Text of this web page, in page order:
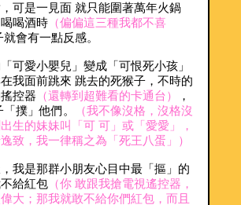
可是一見面 就只能圍著萬年火鍋
喝酒時（偏偏這三種我都不喜
就會有一點反感。
可愛小嬰兒」變成「可恨死小孩」
我面前跳來 跳去的死猴子，不時的
控器 （還轉到超難看的卡通台）
，
撲」他們。
（我不像沒格，沒格沒
生的妹妹叫「可 可」或「愛愛」，
致，我一律稱之為「死王八蛋」）
我是那群小朋友心目中最「摳」的
給紅包（你 敢跟我搶電視遙控器，
大；那我就敢不給你們紅包，而且